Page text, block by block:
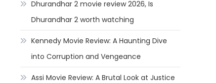
Dhurandhar 2 movie review 2026, Is
Dhurandhar 2 worth watching
Kennedy Movie Review: A Haunting Dive
into Corruption and Vengeance
Assi Movie Review: A Brutal Look at Justice